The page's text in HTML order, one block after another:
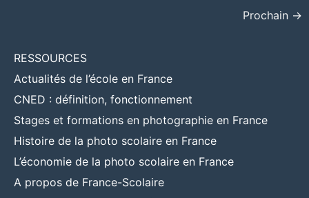
Prochain →
RESSOURCES
Actualités de l’école en France
CNED : définition, fonctionnement
Stages et formations en photographie en France
Histoire de la photo scolaire en France
L’économie de la photo scolaire en France
A propos de France-Scolaire